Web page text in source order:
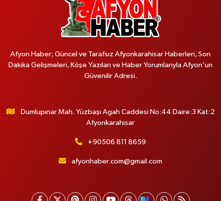
Afyon Haber; Güncel ve Tarafsız Afyonkarahisar Haberleri, Son
Dakika Gelişmeleri, Köşe Yazıları ve Haber Yorumlarıyla Afyon'un
Güvenilir Adresi.
Dumlupınar Mah. Yüzbaşı Agah Caddesi No:44 Daire:3 Kat:2
Afyonkarahisar
+90506 811 8659
afyonhaber.com@gmail.com